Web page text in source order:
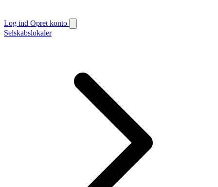
Log ind Opret konto
Selskabslokaler